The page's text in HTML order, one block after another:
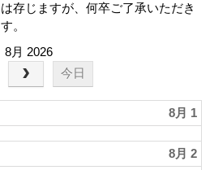
存じますが、何卒ご了承いただき
。
8月 2026
今日
8月 1
8月 2